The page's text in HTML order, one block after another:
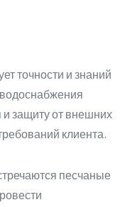
точности и знаний
защиту от внешних
клиента.
песчаные